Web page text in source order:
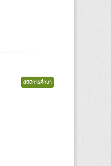
สถิติการศึกษา